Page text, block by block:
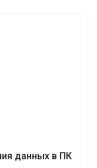
данных в ПК